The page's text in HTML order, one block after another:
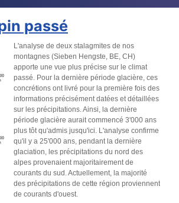
passé
L'analyse de deux stalagmites de nos
montagnes (Sieben Hengste, BE, CH)
apporte une vue plus précise sur le climat
passé. Pour la dernière période glacière, ces
concrétions ont livré pour la première fois des
informations précisément datées et détaillées
sur les précipitations. Ainsi, la dernière
période glacière aurait commencé 3'000 ans
plus tôt qu'admis jusqu'ici. L'analyse confirme
qu'il y a 25'000 ans, pendant la dernière
glaciation, les précipitations du nord des
alpes provenaient majoritairement de
courants du sud. Actuellement, la majorité
des précipitations de cette région proviennent
de courants d'ouest.